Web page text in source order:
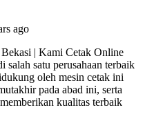
ago
| Kami Cetak Online
salah satu perusahaan terbaik
oleh mesin cetak ini
pada abad ini, serta
kualitas terbaik